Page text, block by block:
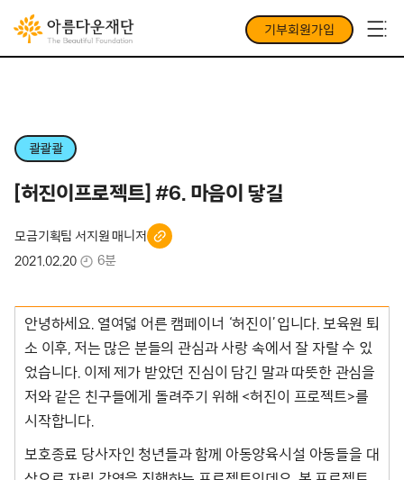
기부회원가입
콸콸콸
[허진이프로젝트] #6. 마음이 닿길
모금기획팀 서지원 매니저
2021.02.20
6분
안녕하세요. 열여덟 어른 캠페이너 ‘허진이’입니다. 보육원 퇴
소 이후, 저는 많은 분들의 관심과 사랑 속에서 잘 자랄 수 있
었습니다. 이제 제가 받았던 진심이 담긴 말과 따뜻한 관심을
저와 같은 친구들에게 돌려주기 위해 <허진이 프로젝트>를
시작합니다.
보호종료 당사자인 청년들과 함께 아동양육시설 아동들을 대